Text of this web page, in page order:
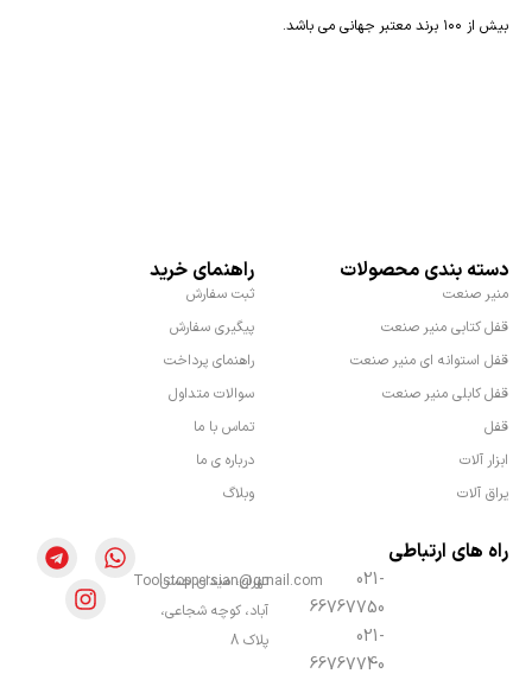
بیش از ۱۰۰ برند معتبر جهانی می باشد.
دسته بندی محصولات
منیر صنعت
قفل کتابی منیر صنعت
قفل استوانه ای منیر صنعت
قفل کابلی منیر صنعت
قفل
ابزار آلات
یراق آلات
راهنمای خرید
ثبت سفارش
پیگیری سفارش
راهنمای پرداخت
سوالات متداول
تماس با ما
درباره ی ما
وبلاگ
راه های ارتباطی
تهران، میدان حسن
آباد، کوچه شجاعی،
پلاک 8
021-
66767750
021-
66767740
Toolstoppersian@gmail.com